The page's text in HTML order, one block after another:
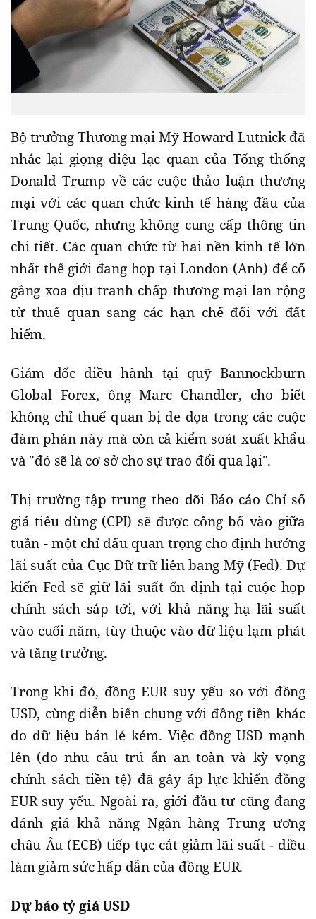
Bộ trưởng Thương mại Mỹ Howard Lutnick đã
nhắc lại giọng điệu lạc quan của Tổng thống
Donald Trump về các cuộc thảo luận thương
mại với các quan chức kinh tế hàng đầu của
Trung Quốc, nhưng không cung cấp thông tin
chi tiết. Các quan chức từ hai nền kinh tế lớn
nhất thế giới đang họp tại London (Anh) để cố
gắng xoa dịu tranh chấp thương mại lan rộng
từ thuế quan sang các hạn chế đối với đất
hiếm.
Giám đốc điều hành tại quỹ Bannockburn
Global Forex, ông Marc Chandler, cho biết
không chỉ thuế quan bị đe dọa trong các cuộc
đàm phán này mà còn cả kiểm soát xuất khẩu
và "đó sẽ là cơ sở cho sự trao đổi qua lại".
Thị trường tập trung theo dõi Báo cáo Chỉ số
giá tiêu dùng (CPI) sẽ được công bố vào giữa
tuần - một chỉ dấu quan trọng cho định hướng
lãi suất của Cục Dữ trữ liên bang Mỹ (Fed). Dự
kiến Fed sẽ giữ lãi suất ổn định tại cuộc họp
chính sách sắp tới, với khả năng hạ lãi suất
vào cuối năm, tùy thuộc vào dữ liệu lạm phát
và tăng trưởng.
Trong khi đó, đồng EUR suy yếu so với đồng
USD, cùng diễn biến chung với đồng tiền khác
do dữ liệu bán lẻ kém. Việc đồng USD mạnh
lên (do nhu cầu trú ẩn an toàn và kỳ vọng
chính sách tiền tệ) đã gây áp lực khiến đồng
EUR suy yếu. Ngoài ra, giới đầu tư cũng đang
đánh giá khả năng Ngân hàng Trung ương
châu Âu (ECB) tiếp tục cắt giảm lãi suất - điều
làm giảm sức hấp dẫn của đồng EUR.
Dự báo tỷ giá USD